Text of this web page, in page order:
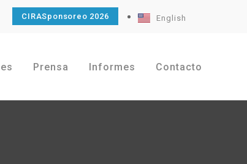
CIRASponsoreo 2026 English
Prensa Informes Contacto